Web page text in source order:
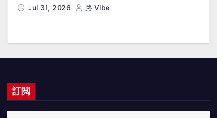
Jul 31, 2026 路 Vibe
訂閲